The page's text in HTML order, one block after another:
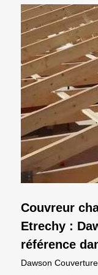
Couvreur
Etrechy :
référence
Dawson